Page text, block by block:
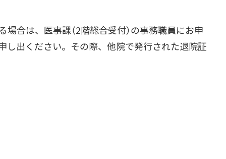
合は、医事課（2階総合受付）の事務職員にお申
出ください。その際、他院で発行された退院証